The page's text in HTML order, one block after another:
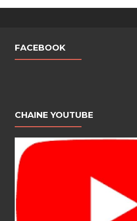
FACEBOOK
CHAINE YOUTUBE